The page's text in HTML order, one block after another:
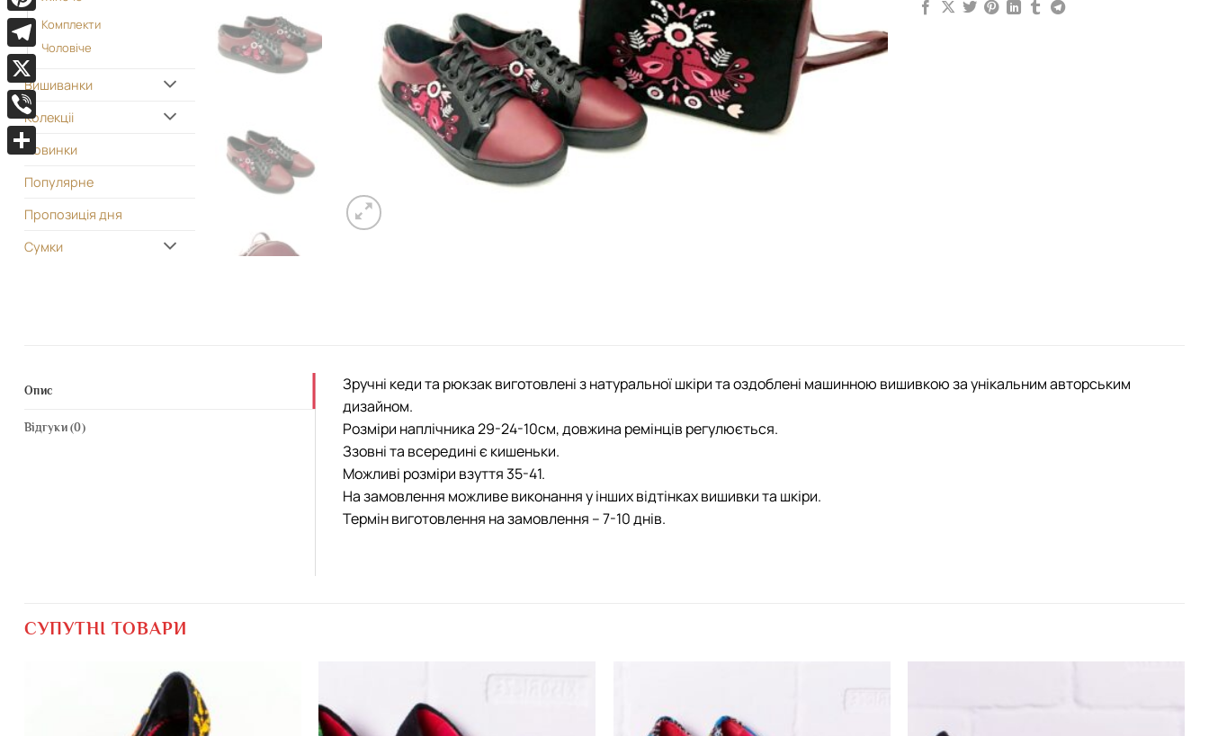
Комплекти
Чоловіче
Вишиванки
Колекціі
Новинки
Популярне
Пропозиція дня
Сумки
Опис
Відгуки (0)
Зручні кеди та рюкзак виготовлені з натуральної шкіри та оздоблені машинною вишивкою за унікальним авторським
дизайном.
Розміри наплічника 29-24-10см, довжина ремінців регулюється.
Ззовні та всередині є кишеньки.
Можливі розміри взуття 35-41.
На замовлення можливе виконання у інших відтінках вишивки та шкіри.
Термін виготовлення на замовлення – 7-10 днів.
СУПУТНІ ТОВАРИ
Pinterest
Telegram
X
Viber